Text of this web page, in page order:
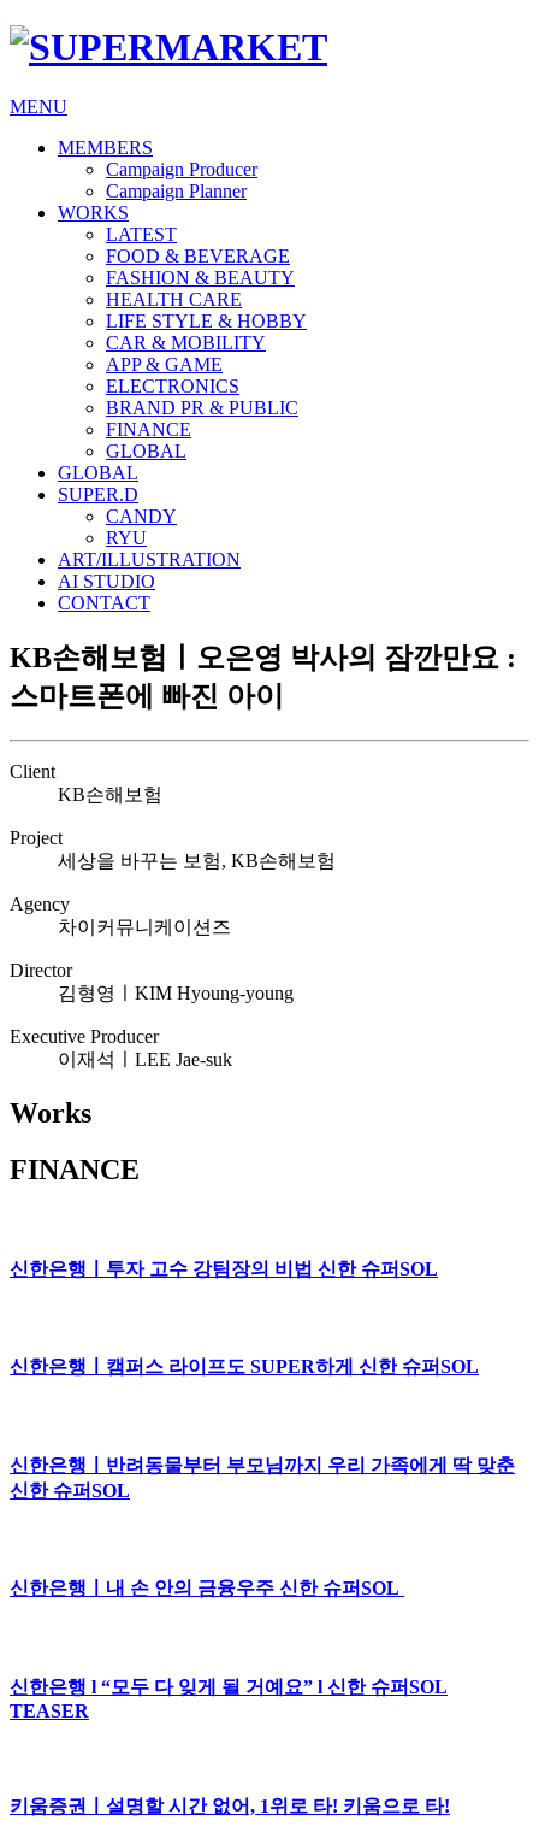
MENU
MEMBERS
Campaign Producer
Campaign Planner
WORKS
LATEST
FOOD & BEVERAGE
FASHION & BEAUTY
HEALTH CARE
LIFE STYLE & HOBBY
CAR & MOBILITY
APP & GAME
ELECTRONICS
BRAND PR & PUBLIC
FINANCE
GLOBAL
GLOBAL
SUPER.D
CANDY
RYU
ART/ILLUSTRATION
AI STUDIO
CONTACT
KB손해보험ㅣ오은영 박사의 잠깐만요 :
스마트폰에 빠진 아이
Client
KB손해보험
Project
세상을 바꾸는 보험, KB손해보험
Agency
차이커뮤니케이션즈
Director
김형영ㅣKIM Hyoung-young
Executive Producer
이재석ㅣLEE Jae-suk
Works
FINANCE
신한은행ㅣ투자 고수 강팀장의 비법 신한 슈퍼SOL
신한은행ㅣ캠퍼스 라이프도 SUPER하게 신한 슈퍼SOL
신한은행ㅣ반려동물부터 부모님까지 우리 가족에게 딱 맞춘
신한 슈퍼SOL
신한은행ㅣ내 손 안의 금융우주 신한 슈퍼SOL
신한은행 l “모두 다 잊게 될 거예요” l 신한 슈퍼SOL
TEASER
키움증권ㅣ설명할 시간 없어, 1위로 타! 키움으로 타!